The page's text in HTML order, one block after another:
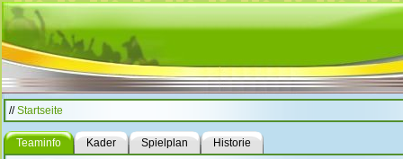
//Startseite
Teaminfo Kader Spielplan Historie